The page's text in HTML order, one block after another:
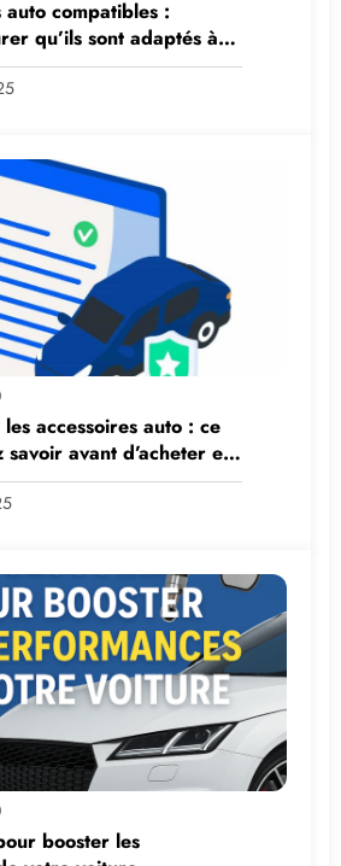
auto compatibles :
qu’ils sont adaptés à
accessoires auto : ce
savoir avant d’acheter en
booster les